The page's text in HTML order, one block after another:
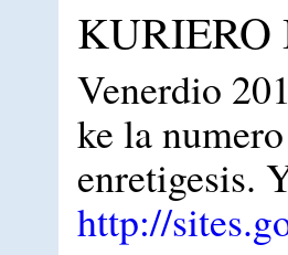
KURIERO
Venerdio
ke la
enretigesis.
http://